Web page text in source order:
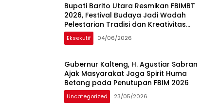
Bupati Barito Utara Resmikan FBIMBT
2026, Festival Budaya Jadi Wadah
Pelestarian Tradisi dan Kreativitas
Generasi Muda
Eksekutif 04/06/2026
Gubernur Kalteng, H. Agustiar Sabran
Ajak Masyarakat Jaga Spirit Huma
Betang pada Penutupan FBIM 2026
Uncategorized 23/05/2026